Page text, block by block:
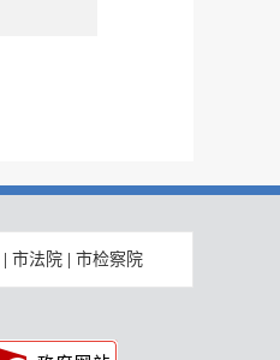
市法院 市检察院